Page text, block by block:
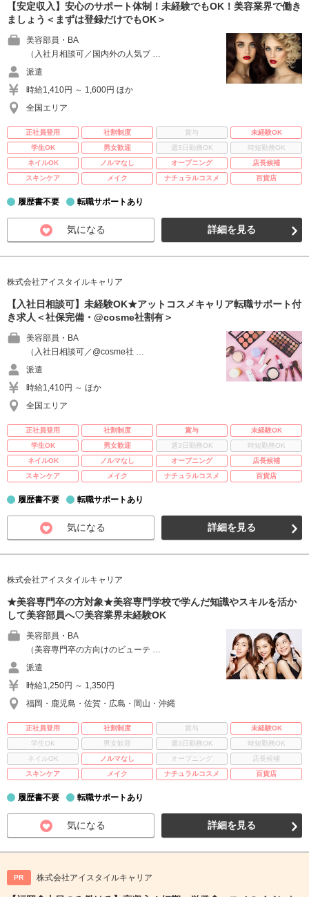
【安定収入】安心のサポート体制！未経験でもOK！美容業界で働き
ましょう＜まずは登録だけでもOK＞
美容部員・BA
（入社月相談可／国内外の人気ブ …
派遣
時給1,410円 ～ 1,600円 ほか
全国エリア
正社員登用 社割制度 賞与
未経験OK
学生OK
男女歓迎 週3日勤務OK
時短勤務OK
ネイルOK
ノルマなし オープニング
店長候補
スキンケア
メイク ナチュラルコスメ 百貨店
履歴書不要 転職サポートあり
気になる 詳細を見る
株式会社アイスタイルキャリア
【入社日相談可】未経験OK★アットコスメキャリア転職サポート付
き求人＜社保完備・@cosme社割有＞
美容部員・BA
（入社日相談可／@cosme社 …
派遣
時給1,410円 ～ ほか
全国エリア
正社員登用 社割制度 賞与
未経験OK
学生OK
男女歓迎 週3日勤務OK
時短勤務OK
ネイルOK
ノルマなし オープニング
店長候補
スキンケア
メイク ナチュラルコスメ 百貨店
履歴書不要 転職サポートあり
気になる 詳細を見る
株式会社アイスタイルキャリア
★美容専門卒の方対象★美容専門学校で学んだ知識やスキルを活か
して美容部員へ♡美容業界未経験OK
美容部員・BA
（美容専門卒の方向けのビューテ …
派遣
時給1,250円 ～ 1,350円
福岡・鹿児島・佐賀・広島・岡山・沖縄
正社員登用 社割制度 賞与
未経験OK
学生OK
男女歓迎 週3日勤務OK
時短勤務OK
ネイルOK
ノルマなし オープニング
店長候補
スキンケア
メイク ナチュラルコスメ 百貨店
履歴書不要 転職サポートあり
気になる 詳細を見る
PR 株式会社アイスタイルキャリア